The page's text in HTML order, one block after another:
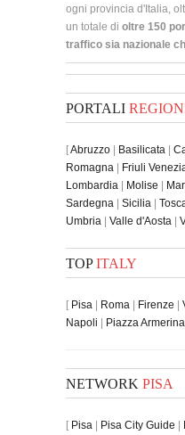
ogni provincia d'Italia,
un totale di oltre 150
traffico sia nazionale
PORTALI
[Abruzzo | Basilicata |
Romagna | Friuli
Lombardia | Molise |
Sardegna | Sicilia |
Umbria | Valle d'Aosta |
TOPITALY
[ Pisa | Roma | Firenze |
Napoli | Piazza Armerina
NETWORK PISA
[ Pisa | Pisa City Guide |